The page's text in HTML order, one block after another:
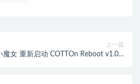
上一篇
动 COTTOn Reboot v1.0.4